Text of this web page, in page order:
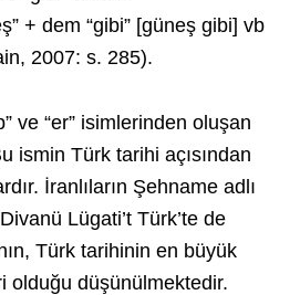
+ dem “gibi” [güneş gibi] vb
2007: s. 285).
ve “er” isimlerinden oluşan
ismin Türk tarihi açısından
İranlıların Şehname adlı
Lügati’t Türk’te de
Türk tarihinin en büyük
olduğu düşünülmektedir.